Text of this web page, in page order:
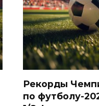
Рекорды
по футболу-